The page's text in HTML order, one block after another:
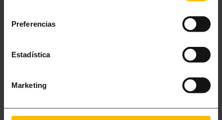
Preferencias
Estadística
Marketing
pełnym zwiedzania, oddajemy w Twoje ręce opcję idealną dla Ciebie i
Twojej rodziny: apartamenty dla 2 lub 5 osób Premium Superior w